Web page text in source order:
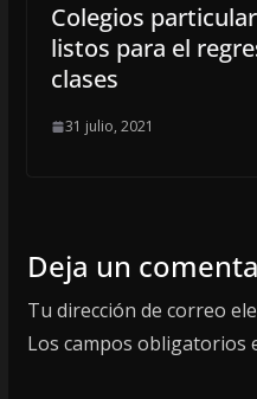
Colegios
listos para el
clases
31 julio, 2021
Deja un
Tu dirección de correo
Los campos obligatorios